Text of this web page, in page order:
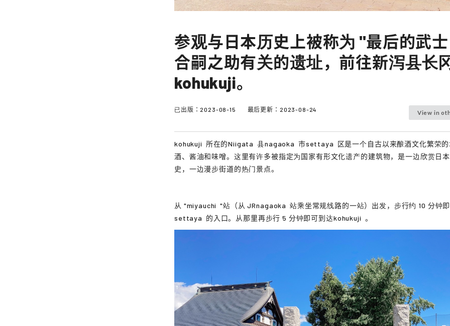
参观与日本历史上被称为 "最后的武
合嗣之助有关的遗址，前往新泻县长
kohukuji。
已出版： 2023-08-15 最后更新： 2023-08-24 View in
kohukuji 所在的Niigata 县nagaoka 市settaya 区是一个自古以来酿酒文化繁荣
酒、酱油和味噌。这里有许多被指定为国家有形文化遗产的建筑物，是一边欣赏日
史，一边漫步街道的热门景点。
从 "miyauchi "站（从 JRnagaoka 站乘坐常规线路的一站）出发，步行约 10 分钟
settaya 的入口。从那里再步行 5 分钟即可到达kohukuji 。